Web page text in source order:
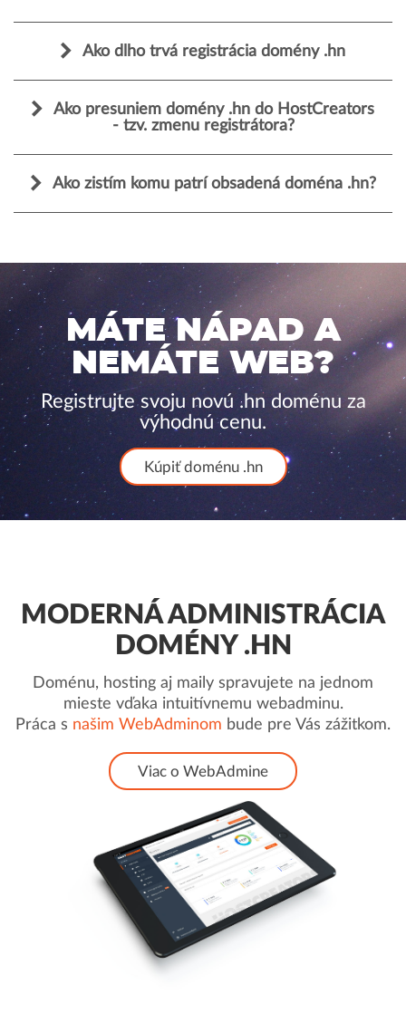
Ako dlho trvá registrácia domény .hn
Ako presuniem domény .hn do HostCreators
- tzv. zmenu registrátora?
Ako zistím komu patrí obsadená doména .hn?
MÁTE NÁPAD A
NEMÁTE WEB?
Registrujte svoju novú .hn doménu za
výhodnú cenu.
Kúpiť doménu .hn
MODERNÁ ADMINISTRÁCIA
DOMÉNY .HN
Doménu, hosting aj maily spravujete na jednom
mieste vďaka intuitívnemu webadminu.
Práca s našim WebAdminom bude pre Vás zážitkom.
Viac o WebAdmine